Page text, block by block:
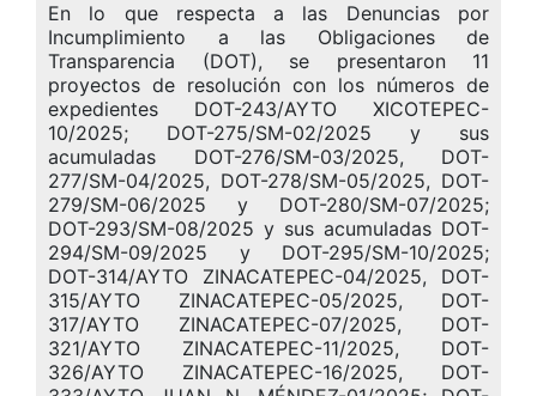
En lo que respecta a las Denuncias por
Incumplimiento a las Obligaciones de
Transparencia (DOT), se presentaron 11
proyectos de resolución con los números de
expedientes DOT-243/AYTO XICOTEPEC-
10/2025; DOT-275/SM-02/2025 y sus
acumuladas DOT-276/SM-03/2025, DOT-
277/SM-04/2025, DOT-278/SM-05/2025, DOT-
279/SM-06/2025 y DOT-280/SM-07/2025;
DOT-293/SM-08/2025 y sus acumuladas DOT-
294/SM-09/2025 y DOT-295/SM-10/2025;
DOT-314/AYTO ZINACATEPEC-04/2025, DOT-
315/AYTO ZINACATEPEC-05/2025, DOT-
317/AYTO ZINACATEPEC-07/2025, DOT-
321/AYTO ZINACATEPEC-11/2025, DOT-
326/AYTO ZINACATEPEC-16/2025, DOT-